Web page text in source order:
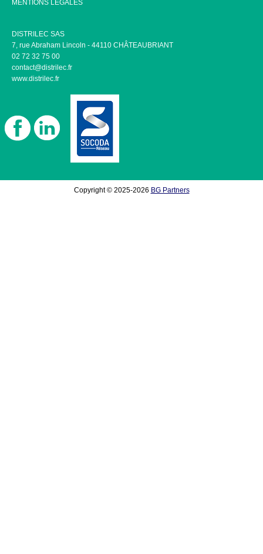
MENTIONS LÉGALES
DISTRILEC SAS
7, rue Abraham Lincoln - 44110 CHÂTEAUBRIANT
02 72 32 75 00
contact@distrilec.fr
www.distrilec.fr
Copyright © 2025-2026 BG Partners